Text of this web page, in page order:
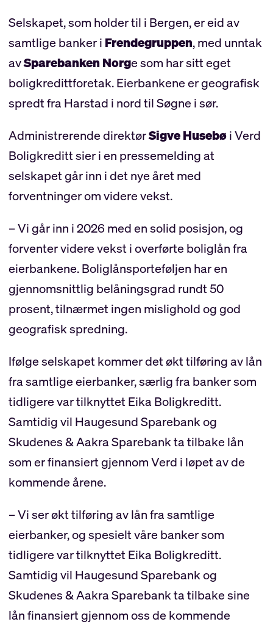
Selskapet, som holder til i Bergen, er eid av
samtlige banker i Frendegruppen, med unntak
avSparebanken Norge som har sitt eget
boligkredittforetak. Eierbankene er geografisk
spredt fra Harstad i nord til Søgne i sør.
Administrerende direktørSigve Husebøi Verd
Boligkreditt sier i en pressemelding at
selskapet går inn i det nye året med
forventninger om videre vekst.
– Vi går inn i 2026 med en solid posisjon, og
forventer videre vekst i overførte boliglån fra
eierbankene. Boliglånsporteføljen har en
gjennomsnittlig belåningsgrad rundt 50
prosent, tilnærmet ingen mislighold og god
geografisk spredning.
Ifølge selskapet kommer det økt tilføring av lån
fra samtlige eierbanker, særlig fra banker som
tidligere var tilknyttet Eika Boligkreditt.
Samtidig vil Haugesund Sparebank og
Skudenes & Aakra Sparebank ta tilbake lån
som er finansiert gjennom Verd i løpet av de
kommende årene.
– Vi ser økt tilføring av lån fra samtlige
eierbanker, og spesielt våre banker som
tidligere var tilknyttet Eika Boligkreditt.
Samtidig vil Haugesund Sparebank og
Skudenes & Aakra Sparebank ta tilbake sine
lån finansiert gjennom oss de kommende